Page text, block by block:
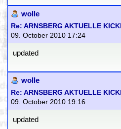
wolle
Re: ARNSBERG AKTUELLE
09. October 2010 17:24
updated
wolle
Re: ARNSBERG AKTUELLE
09. October 2010 19:16
updated